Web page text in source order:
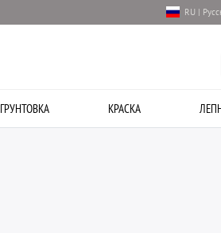
RU |
ГРУНТОВКА КРАСКА